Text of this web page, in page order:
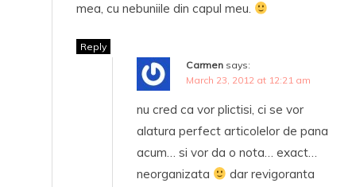
mea, cu nebuniile din capul meu.
Reply
Carmen says:
March 23, 2012 at 12:21 am
nu cred ca vor plictisi, ci se vor
alatura perfect articolelor de pana
acum… si vor da o nota… exact…
neorganizata
dar revigoranta